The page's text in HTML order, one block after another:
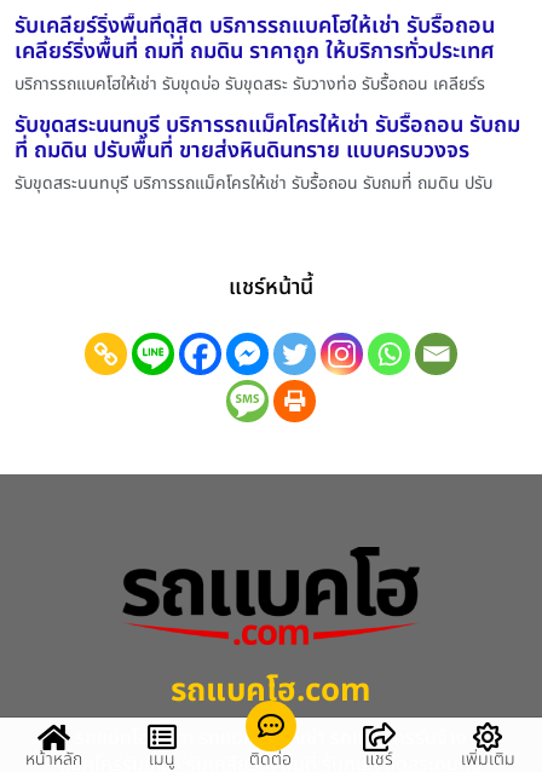
รับเคลียร์ริ่งพื้นที่ดุสิต บริการรถแบคโฮให้เช่า รับรื้อถอน
เคลียร์ริ่งพื้นที่ ถมที่ ถมดิน ราคาถูก ให้บริการทั่วประเทศ
บริการรถแบคโฮให้เช่า รับขุดบ่อ รับขุดสระ รับวางท่อ รับรื้อถอน เคลียร์ร
รับขุดสระนนทบุรี บริการรถแม็คโครให้เช่า รับรื้อถอน รับถม
ที่ ถมดิน ปรับพื้นที่ ขายส่งหินดินทราย แบบครบวงจร
รับขุดสระนนทบุรี บริการรถแม็คโครให้เช่า รับรื้อถอน รับถมที่ ถมดิน ปรับ
แชร์หน้านี้
รถแบคโฮ.com
รถแบคโฮ.com รถแมคโครให้เช่า รถแมคโครรับจ้าง
แม็คโครรับเหมา รับเคลียร์ริ่งพื้นที่ รับถมที่ ขุดสระถมดิน
หน้าหลัก เมนู ติดต่อ แชร์ เพิ่มเติม